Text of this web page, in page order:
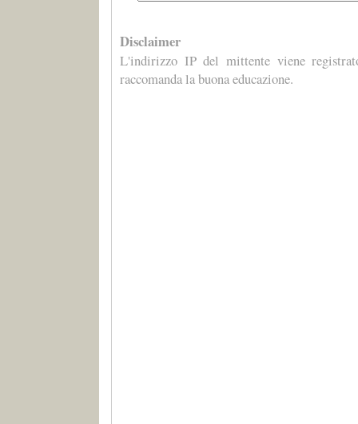
Disclaimer
L'indirizzo IP del mittente viene
raccomanda la buona educazione.